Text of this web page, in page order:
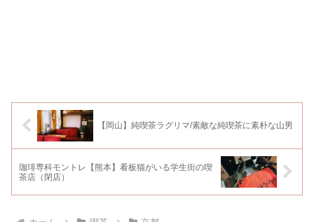
【岡山】純喫茶ラグリマ/素敵な純喫茶に素朴な山男
珈琲専科モントレ【熊本】看板猫がいる学生街の喫
茶店（閉店）